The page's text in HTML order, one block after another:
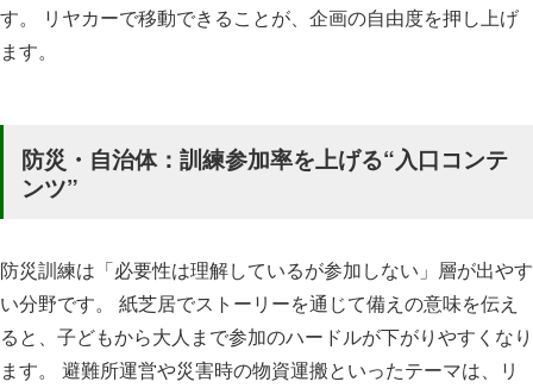
す。 リヤカーで移動できることが、企画の自由度を押し上げ
ます。
防災・自治体：訓練参加率を上げる“入口コンテ
ンツ”
防災訓練は「必要性は理解しているが参加しない」層が出やす
い分野です。 紙芝居でストーリーを通じて備えの意味を伝え
ると、子どもから大人まで参加のハードルが下がりやすくなり
ます。 避難所運営や災害時の物資運搬といったテーマは、リ